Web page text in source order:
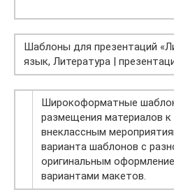
Шаблоны для презентаций
язык, Литература |
Широкоформатные
размещения материалов
внеклассным
варианта шаблонов с
оригинальным
вариантами макетов.